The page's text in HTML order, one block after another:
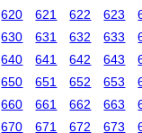
620 621 622 623
630 631 632 633
640 641 642 643
650 651 652 653
660 661 662 663
670 671 672 673